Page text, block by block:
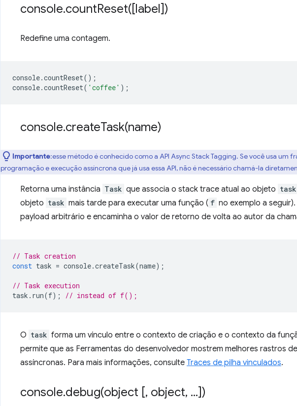
console.countReset([label])
Redefine uma contagem.
console.countReset();
console.countReset( 'coffee' );
console.createTask(name)
Importante:esse método é conhecido como a API Async Stack Tagging. Se você usa um
programação e execução assíncrona que já usa essa API, não é necessário chamá-la
Retorna uma instância Task que associa o stack trace atual ao objeto task
objeto task mais tarde para executar uma função ( f no exemplo a seguir).
payload arbitrário e encaminha o valor de retorno de volta ao autor da
// Task creation
const task = console.createTask(name);
// Task execution
task . run(f); // instead of f();
O task forma um vínculo entre o contexto de criação e o contexto da
permite que as Ferramentas do desenvolvedor mostrem melhores rastros
assíncronas. Para mais informações, consulte Traces de pilha vinculados.
console.debug(object [, object, ...])